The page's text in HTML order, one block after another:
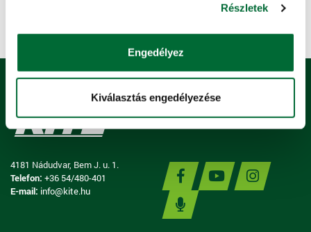
Részletek
Engedélyez
Kiválasztás engedélyezése
4181 Nádudvar, Bem J. u. 1.
Telefon: +36 54/480-401
E-mail: info@kite.hu